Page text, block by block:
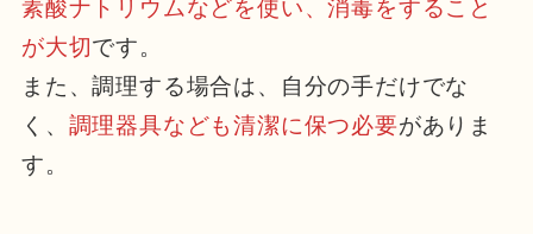
素酸ナトリウムなどを使い、消毒をすること
が大切です。
また、調理する場合は、自分の手だけでな
く、 調理器具なども清潔に保つ必要がありま
す。